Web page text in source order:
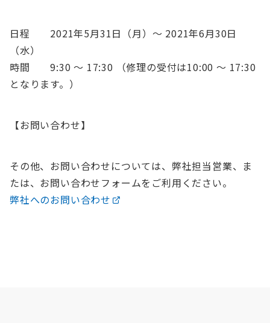
日程 2021年5月31日（月）〜 2021年6月30日
（水）
時間 9:30 〜 17:30 （修理の受付は10:00 〜 17:30
となります。）
【お問い合わせ】
その他、お問い合わせについては、弊社担当営業、ま
たは、お問い合わせフォームをご利用ください。
弊社へのお問い合わせ